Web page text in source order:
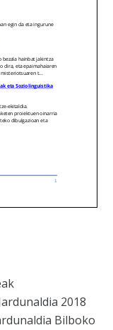
2018
Bilboko